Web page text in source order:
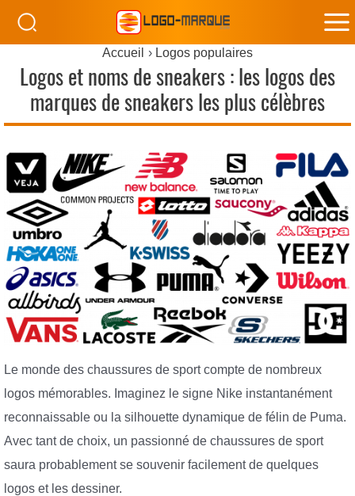
Accueil Logos populaires
Logos et noms de sneakers : les logos des
marques de sneakers les plus célèbres
Le monde des chaussures de sport compte de nombreux
logos mémorables. Imaginez le signe Nike instantanément
reconnaissable ou la silhouette dynamique de félin de Puma.
Avec tant de choix, un passionné de chaussures de sport
saura probablement se souvenir facilement de quelques
logos et les dessiner.